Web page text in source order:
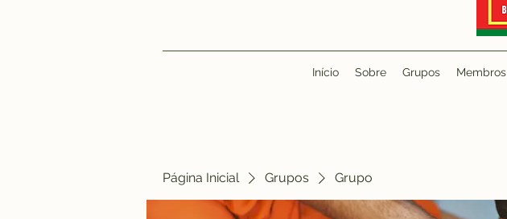
Início Sobre Grupos Membros
Página Inicial Grupos Grupo